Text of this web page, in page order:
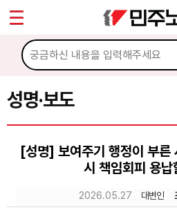
성명·보도
[성명] 보여주기 행정이 부른
시 책임회피 용납
2026.05.27 대변인
마이페이지
소개
소식
공지사항
성명·보도
Sketchbook5, 스
Sketchbook5, 스